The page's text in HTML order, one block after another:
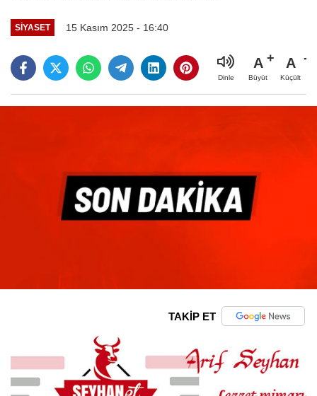
SIYASET 15 Kasım 2025 - 16:40
Dinle
A
Büyüt
A
Küçült
TAKİP ET